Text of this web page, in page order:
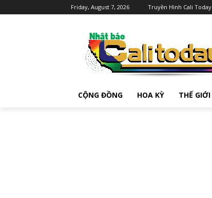
Friday, August 7, 2026 Truyền Hình Cali Today
CỘNG ĐỒNG HOA KỲ THẾ GIỚI